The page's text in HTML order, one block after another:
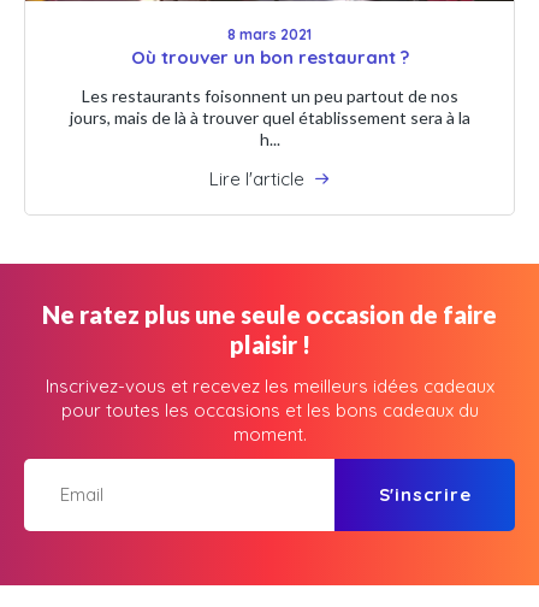
8 mars 2021
Où trouver un bon restaurant ?
Les restaurants foisonnent un peu partout de nos
jours, mais de là à trouver quel établissement sera à la
h...
Lire l'article
Ne ratez plus une seule occasion de faire
plaisir !
Inscrivez-vous et recevez les meilleurs idées cadeaux
pour toutes les occasions et les bons cadeaux du
moment.
S'inscrire